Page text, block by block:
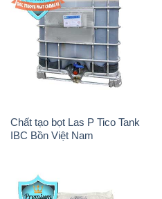
Chất tạo bọt Las P Tico Tank
IBC Bồn Việt Nam